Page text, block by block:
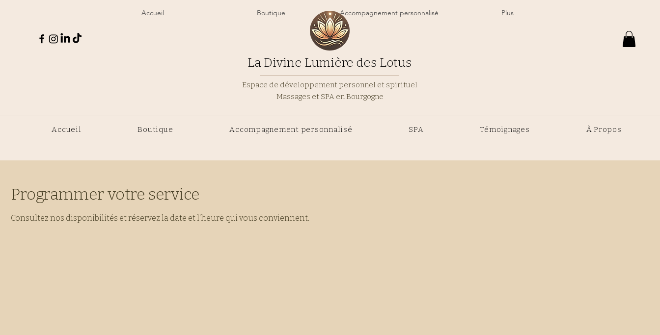
La Divine Lumière des Lotus
Espace de développement personnel et spirituel
Massages et SPA en Bourgogne
Accueil Boutique Accompagnement personnalisé SPA Témoignages À Propos
Programmer votre service
Consultez nos disponibilités et réservez la date et l'heure qui vous conviennent.
Accueil Boutique Accompagnement personnalisé Plus